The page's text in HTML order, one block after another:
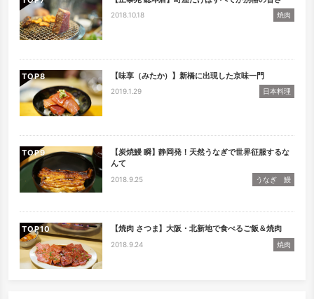
2018.10.18 焼肉
TOP 【味享（みたか）】新橋に出現した京味一門
2019.1.29 日本料理
TOP
【炭焼鰻 瞬】静岡発！天然うなぎで世界征服するな
んて
2018.9.25 うなぎ 鰻
TOP 【焼肉 さつま】大阪・北新地で食べるご飯＆焼肉
2018.9.24 焼肉